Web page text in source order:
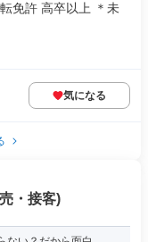
免許 高卒以上 ＊未
気になる
・接客)